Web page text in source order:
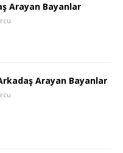
Arayan Bayanlar
Arayan Bayanlar